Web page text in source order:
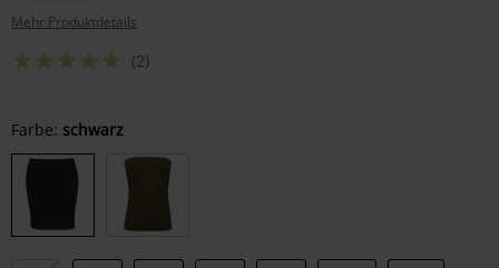
Mehr Produktdetails
(2)
Wähle
deine
Größe
Farbe: schwarz